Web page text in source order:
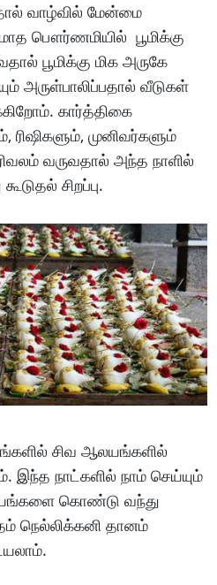
வாழ்வில் மேன்மை
பௌர்ணமியில் பூமிக்கு
பூமிக்கு மிக அருகே
அருள்பாலிப்பதால் வீடுகள்
கார்த்திகை
முனிவர்களும்
வருவதால் அந்த நாளில்
சிறப்பு.
சிவ ஆலயங்களில்
இந்த நாட்களில் நாம் செய்யும்
கொண்டு வந்து
நெல்லிக்கனி தானம்